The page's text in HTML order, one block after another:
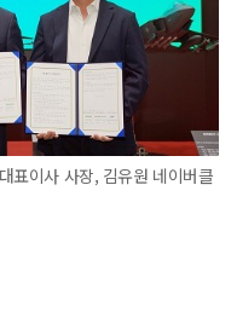
표이사 사장, 김유원 네이버클